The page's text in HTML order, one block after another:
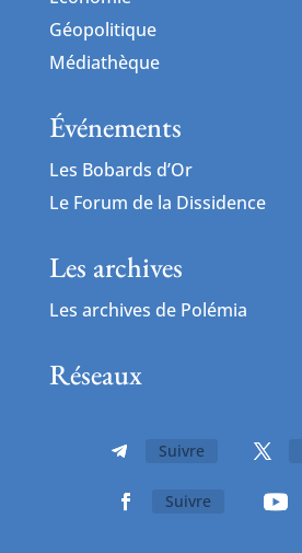
Géopolitique
Médiathèque
Événements
Les Bobards d’Or
Le Forum de la Dissidence
Les archives
Les archives de Polémia
Réseaux
Suivre
Suivre